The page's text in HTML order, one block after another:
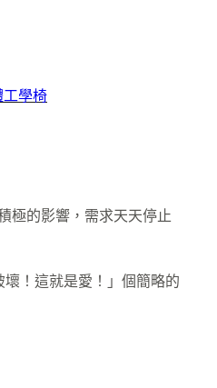
工學椅
極的影響，需求天天停止
！這就是愛！」個簡略的